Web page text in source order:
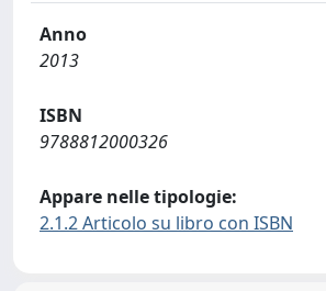
Anno
2013
ISBN
9788812000326
Appare nelle tipologie:
2.1.2 Articolo su libro con ISBN